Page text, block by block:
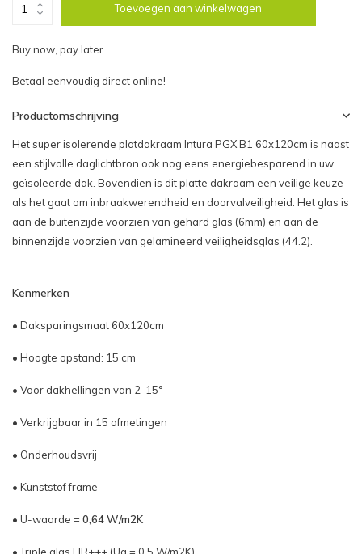
Toevoegen aan winkelwagen
Buy now, pay later
Betaal eenvoudig direct online!
Productomschrijving
Het super isolerende platdakraam Intura PGX B1 60x120cm is naast
een stijlvolle daglichtbron ook nog eens energiebesparend in uw
geïsoleerde dak. Bovendien is dit platte dakraam een veilige keuze
als het gaat om inbraakwerendheid en doorvalveiligheid. Het glas is
aan de buitenzijde voorzien van gehard glas (6mm) en aan de
binnenzijde voorzien van gelamineerd veiligheidsglas (44.2).
Kenmerken
• Daksparingsmaat 60x120cm
• Hoogte opstand: 15 cm
• Voor dakhellingen van 2-15°
• Verkrijgbaar in 15 afmetingen
• Onderhoudsvrij
• Kunststof frame
• U-waarde = 0,64 W/m2K